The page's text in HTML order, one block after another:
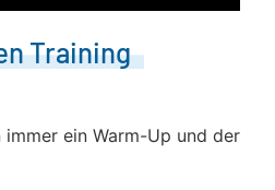
Training
immer ein Warm-Up und der